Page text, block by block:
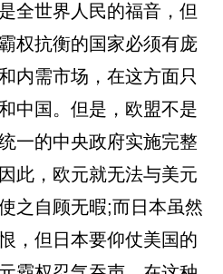
全世界人民的福音，但
权抗衡的国家必须有庞
内需市场，在这方面只
中国。但是，欧盟不是
一的中央政府实施完整
此，欧元就无法与美元
之自顾无暇;而日本虽然
，但日本要仰仗美国的